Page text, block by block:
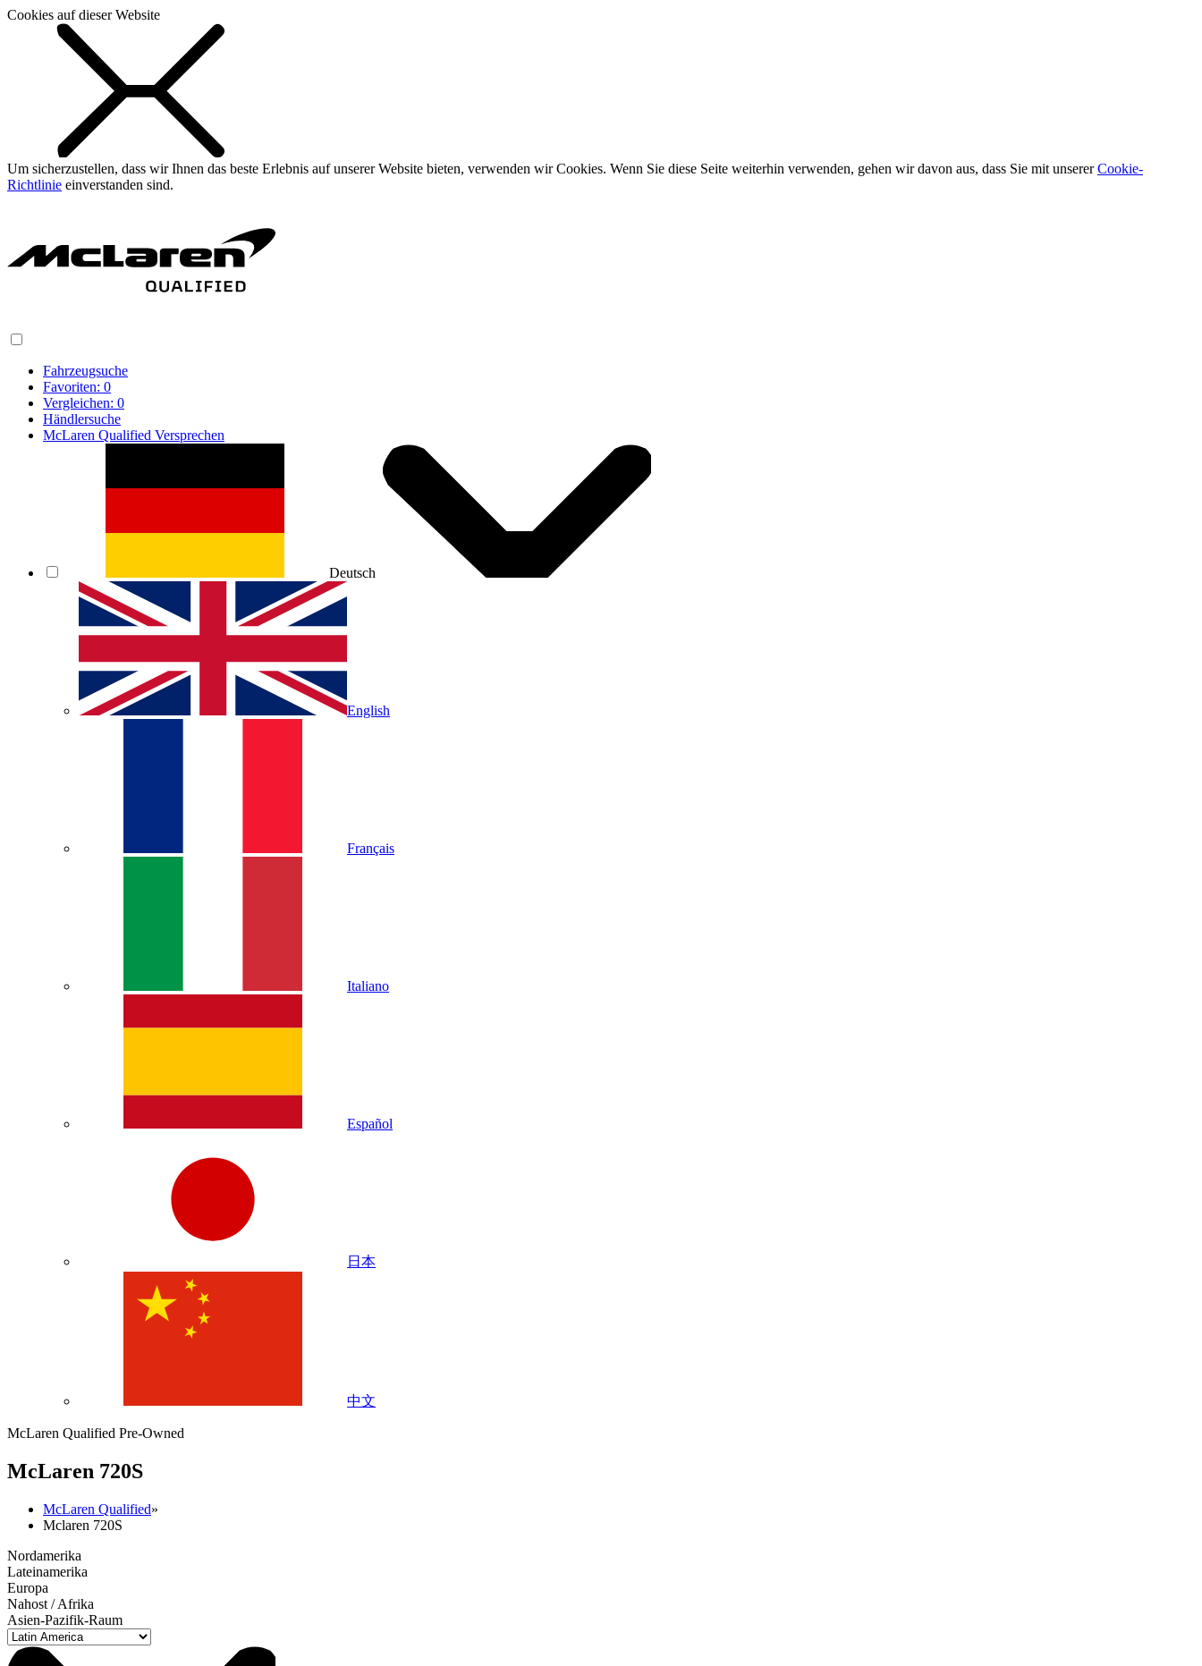
Cookies auf dieser Website
Um sicherzustellen, dass wir Ihnen das beste Erlebnis auf unserer Website bieten, verwenden wir Cookies. Wenn Sie diese Seite weiterhin verwenden, gehen wir davon aus, dass Sie mit unsererCookie-
Richtlinie einverstanden sind.
Fahrzeugsuche
Favoriten: 0
Vergleichen: 0
Händlersuche
McLaren Qualified Versprechen
Deutsch
English
Français
Italiano
Español
日本
中文
McLaren Qualified Pre-Owned
McLaren 720S
McLaren Qualified»
Mclaren 720S
Nordamerika
Lateinamerika
Europa
Nahost / Afrika
Asien-Pazifik-Raum